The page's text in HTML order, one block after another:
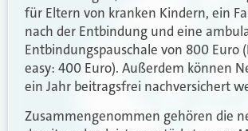
für Eltern von kranken Kindern, ein
nach der Entbindung und eine
Entbindungspauschale von 800 Euro
easy: 400 Euro). Außerdem können
ein Jahr beitragsfrei nachversichert
Zusammengenommen gehören die